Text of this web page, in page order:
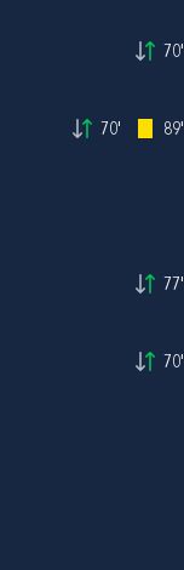
70'
70' 89'
77'
70'